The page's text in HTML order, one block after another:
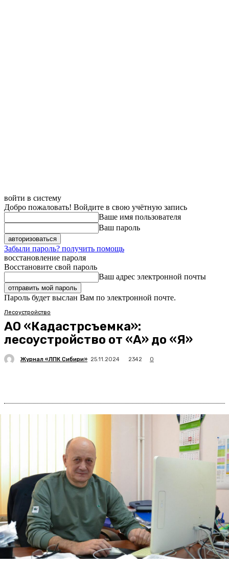
войти в систему
Добро пожаловать! Войдите в свою учётную запись
Ваше имя пользователя
Ваш пароль
Забыли пароль? получить помощь
восстановление пароля
Восстановите свой пароль
Ваш адрес электронной почты
Пароль будет выслан Вам по электронной почте.
Лесоустройство
АО «Кадастрсъемка»:
лесоустройство от «А» до «Я»
Журнал «ЛПК Сибири» 25.11.2024 2342 0